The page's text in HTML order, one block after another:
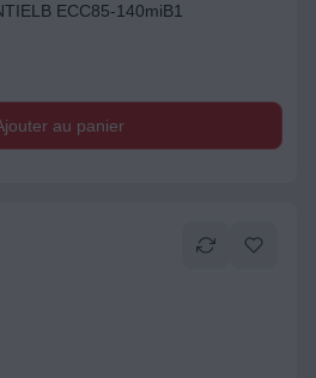
ECC85-140miB1
au panier